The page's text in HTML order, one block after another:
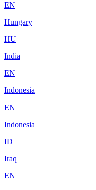
EN
Hungary
HU
India
EN
Indonesia
EN
Indonesia
ID
Iraq
EN